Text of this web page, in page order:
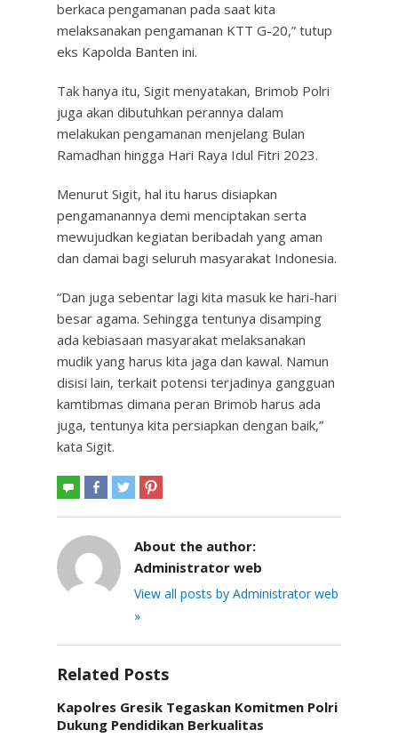
berkaca pengamanan pada saat kita
melaksanakan pengamanan KTT G-20,” tutup
eks Kapolda Banten ini.
Tak hanya itu, Sigit menyatakan, Brimob Polri
juga akan dibutuhkan perannya dalam
melakukan pengamanan menjelang Bulan
Ramadhan hingga Hari Raya Idul Fitri 2023.
Menurut Sigit, hal itu harus disiapkan
pengamanannya demi menciptakan serta
mewujudkan kegiatan beribadah yang aman
dan damai bagi seluruh masyarakat Indonesia.
“Dan juga sebentar lagi kita masuk ke hari-hari
besar agama. Sehingga tentunya disamping
ada kebiasaan masyarakat melaksanakan
mudik yang harus kita jaga dan kawal. Namun
disisi lain, terkait potensi terjadinya gangguan
kamtibmas dimana peran Brimob harus ada
juga, tentunya kita persiapkan dengan baik,”
kata Sigit.
About the author:
Administrator web
View all posts by Administrator web
»
Related Posts
Kapolres Gresik Tegaskan Komitmen Polri
Dukung Pendidikan Berkualitas